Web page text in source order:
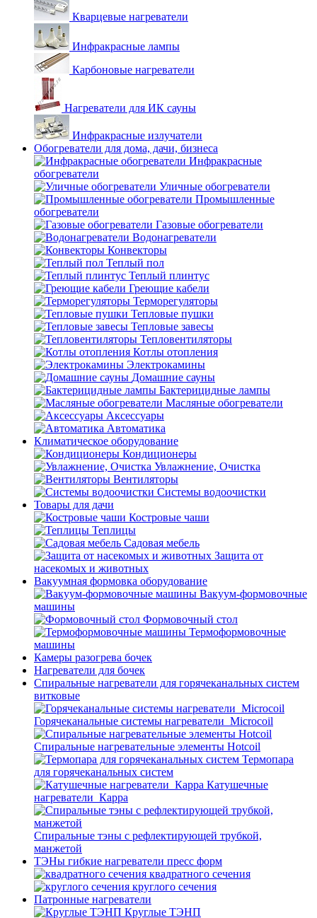
Кварцевые нагреватели
Инфракрасные лампы
Карбоновые нагреватели
Нагреватели для ИК сауны
Инфракрасные излучатели
Обогреватели для дома, дачи, бизнеса
Инфракрасные
обогреватели
Уличные обогреватели
Промышленные
обогреватели
Газовые обогреватели
Водонагреватели
Конвекторы
Теплый пол
Теплый плинтус
Греющие кабели
Терморегуляторы
Тепловые пушки
Тепловые завесы
Тепловентиляторы
Котлы отопления
Электрокамины
Домашние сауны
Бактерицидные лампы
Масляные обогреватели
Аксессуары
Автоматика
Климатическое оборудование
Кондиционеры
Увлажнение, Очистка
Вентиляторы
Системы водоочистки
Товары для дачи
Костровые чаши
Теплицы
Садовая мебель
Защита от
насекомых и животных
Вакуумная формовка оборудование
Вакуум-формовочные
машины
Формовочный стол
Термоформовочные
машины
Камеры разогрева бочек
Нагреватели для бочек
Спиральные нагреватели для горячеканальных систем
витковые
Горячеканальные системы нагреватели_Microcoil
Спиральные нагревательные элементы Hotcoil
Термопара
для горячеканальных систем
Катушечные
нагреватели_Карра
Спиральные тэны с рефлектирующей трубкой,
манжетой
ТЭНы гибкие нагреватели пресс форм
квадратного сечения
круглого сечения
Патронные нагреватели
Круглые ТЭНП